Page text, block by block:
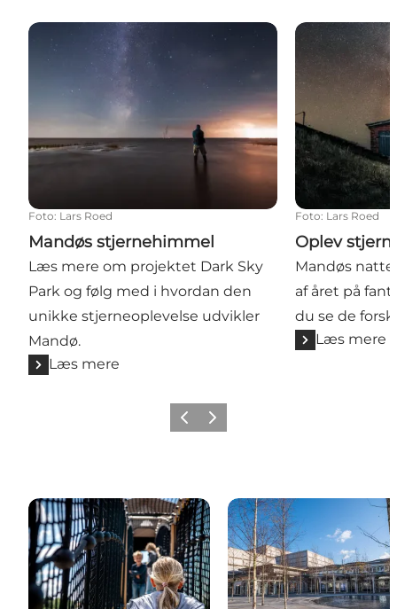
Mandøs stjernehimmel
Foto: Lars Roed
Mandøs stjernehimmel
Læs mere om projektet Dark Sky
Park og følg med i hvordan den
unikke stjerneoplevelse udvikler
Mandø.
Læs mere
Oplev
Foto: Lars Roed
Oplev
Mandøs
af året på
du se de
Læs mere
ForrigeNæste